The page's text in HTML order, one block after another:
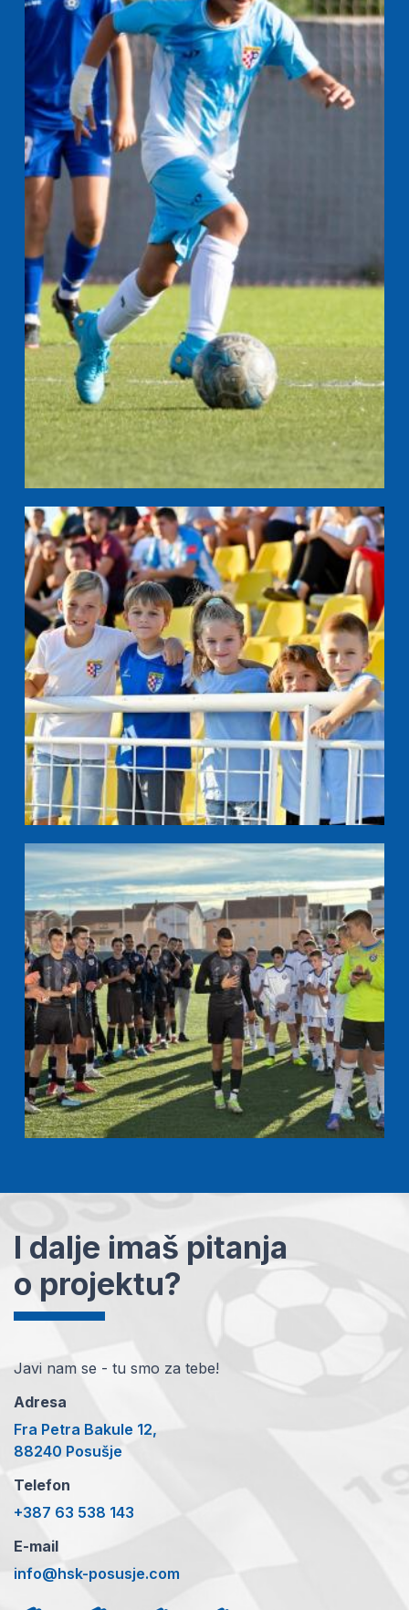
I dalje imaš pitanja
o projektu?
Javi nam se - tu smo za tebe!
Adresa
Fra Petra Bakule 12,
88240 Posušje
Telefon
+387 63 538 143
E-mail
info@hsk-posusje.com